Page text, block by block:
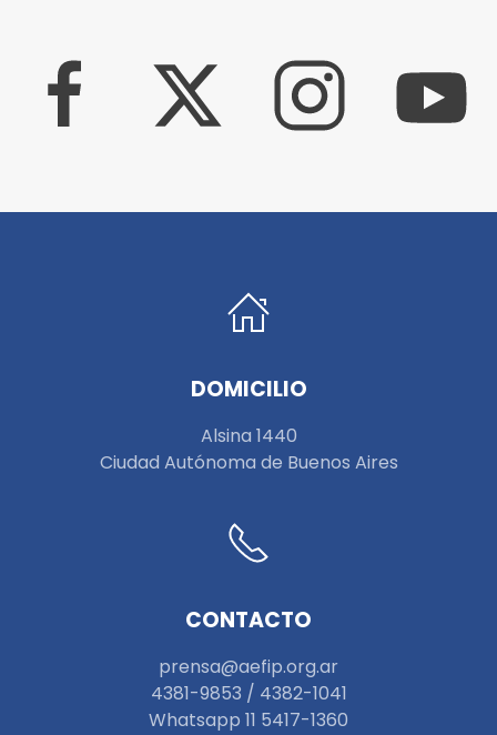
DOMICILIO
Alsina 1440
Ciudad Autónoma de Buenos Aires
CONTACTO
prensa@aefip.org.ar
4381-9853 / 4382-1041
Whatsapp 11 5417-1360